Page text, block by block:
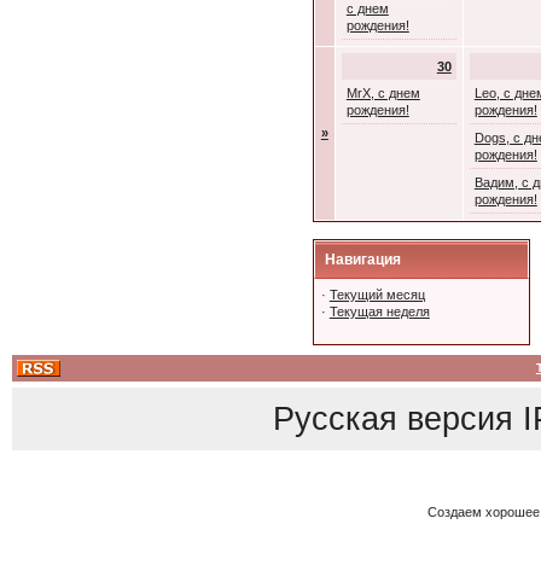
с днем
рождения!
»
30
MrX, с днем
рождения!
Leo, с
рождения!
Dogs, с
рождения!
Вадим, с
рождения!
Навигация
· Текущий месяц
· Текущая неделя
Русская версия
Создаем